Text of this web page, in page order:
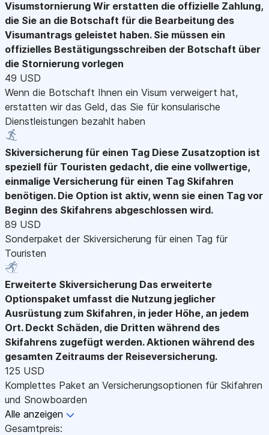
Visumstornierung Wir erstatten die offizielle Zahlung,
die Sie an die Botschaft für die Bearbeitung des
Visumantrags geleistet haben. Sie müssen ein
offizielles Bestätigungsschreiben der Botschaft über
die Stornierung vorlegen
49 USD
Wenn die Botschaft Ihnen ein Visum verweigert hat,
erstatten wir das Geld, das Sie für konsularische
Dienstleistungen bezahlt haben
Skiversicherung für einen Tag Diese Zusatzoption ist
speziell für Touristen gedacht, die eine vollwertige,
einmalige Versicherung für einen Tag Skifahren
benötigen. Die Option ist aktiv, wenn sie einen Tag vor
Beginn des Skifahrens abgeschlossen wird.
89 USD
Sonderpaket der Skiversicherung für einen Tag für
Touristen
Erweiterte Skiversicherung Das erweiterte
Optionspaket umfasst die Nutzung jeglicher
Ausrüstung zum Skifahren, in jeder Höhe, an jedem
Ort. Deckt Schäden, die Dritten während des
Skifahrens zugefügt werden. Aktionen während des
gesamten Zeitraums der Reiseversicherung.
125 USD
Komplettes Paket an Versicherungsoptionen für Skifahren
und Snowboarden
Alle anzeigen
Gesamtpreis: